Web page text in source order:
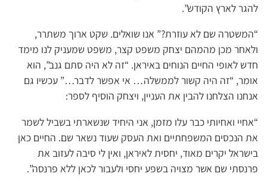
להגר לארץ הקודש”.
“המשטרה שם לא עוזרת?” אנו שואלים. שקט ארוך משתרר,
ולאחר מכן מהמהם יצחק משפט קצר, משפט שמעניק לנו מימד
חדש לאופי החיים הנוחים באיראן. “זה לא היה סתם גנב”, הוא
אומר, “זה היה קשור לממשלה… אי אפשר לדבר…” עכשיו גם
אנחנו הצלחנו להבין את העניין, ויצחק הוסיף לספר:
“אחיי ואחיותי כבר עלו מזמן, אני היחיד שנשארתי בשביל לשמר
את הנכסים המשפחתיים ואת העסק שעוד נשאר שם. החיים כאן
בישראל יקרים מאוד, יחסית לאיראן, ואין לי סיבה לעזוב את
פרנסתי שם אשר מצויה בשפע יחסי ולעבור לכאן ללא פרנסה”.